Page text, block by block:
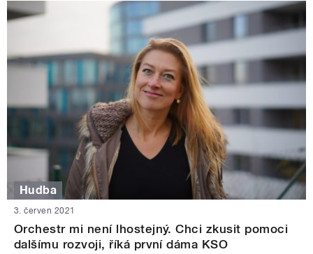
Hudba
3. červen 2021
Orchestr mi není lhostejný. Chci zkusit pomoci
dalšímu rozvoji, říká první dáma KSO